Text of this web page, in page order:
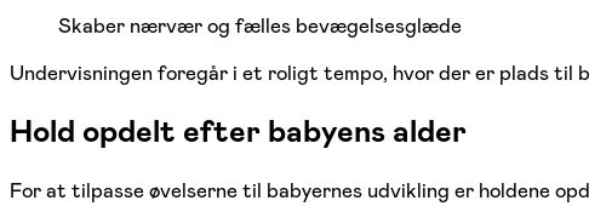
Skaber nærvær og fælles bevægelsesglæde
Undervisningen foregår i et roligt tempo, hvor der er plads til
Hold opdelt efter babyens alder
For at tilpasse øvelserne til babyernes udvikling er holdene